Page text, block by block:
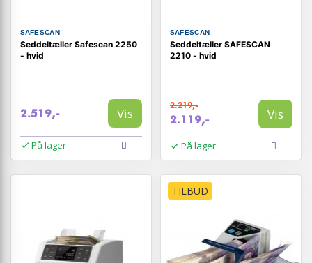
SAFESCAN
Seddeltæller Safescan 2250
- hvid
2.519,- Vis
På lager
SAFESCAN
Seddeltæller SAFESCAN
2210 - hvid
2.219,-
2.119,- Vis
På lager
TILBUD